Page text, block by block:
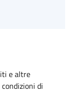
e altre
di